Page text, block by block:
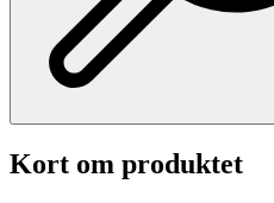
Kort om produktet